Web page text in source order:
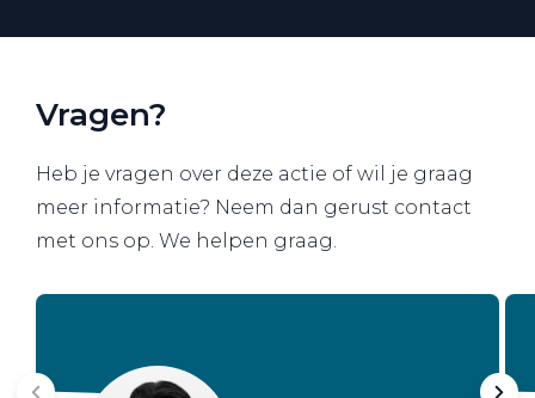
Vragen?
Heb je vragen over deze actie of wil je graag
meer informatie? Neem dan gerust contact
met ons op. We helpen graag.